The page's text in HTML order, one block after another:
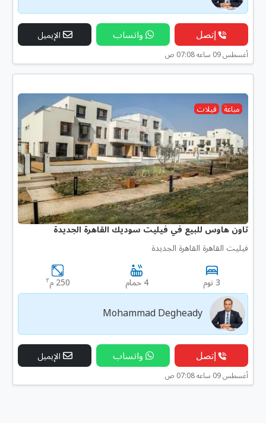
إتصل واتساب الإيميل
أغسطس 09 ساعه 07:08 ص
مباعة فيلات
تاون هاوس للبيع في فيليت سوديك القاهرة الجديدة
فيليت القاهرة القاهرة الجديدة
3 نوم 4 حمام 250 م ٢
Mohammad Degheady
إتصل واتساب الإيميل
أغسطس 09 ساعه 07:08 ص